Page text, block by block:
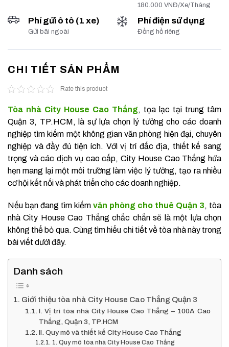
180.000 VNĐ/Xe/Tháng
Phí gửi ô tô (1 xe)
Gửi bãi ngoài
Phí điện sử dụng
Đồng hồ riêng
CHI TIẾT SẢN PHẨM
Rate this product
Tòa nhà City House Cao Thắng, tọa lạc tại trung tâm
Quận 3, TP.HCM, là sự lựa chọn lý tưởng cho các doanh
nghiệp tìm kiếm một không gian văn phòng hiện đại, chuyên
nghiệp và đầy đủ tiện ích. Với vị trí đắc địa, thiết kế sang
trọng và các dịch vụ cao cấp, City House Cao Thắng hứa
hẹn mang lại một môi trường làm việc lý tưởng, tạo ra nhiều
cơ hội kết nối và phát triển cho các doanh nghiệp.
Nếu bạn đang tìm kiếm văn phòng cho thuê Quận 3, tòa
nhà City House Cao Thắng chắc chắn sẽ là một lựa chọn
không thể bỏ qua. Cùng tìm hiểu chi tiết về tòa nhà này trong
bài viết dưới đây.
Danh sách
Giới thiệu tòa nhà City House Cao Thắng Quận 3
I. Vị trí tòa nhà City House Cao Thắng – 100A Cao
Thắng, Quận 3, TP.HCM
II. Quy mô và thiết kế City House Cao Thắng
1. Quy mô tòa nhà City House Cao Thắng